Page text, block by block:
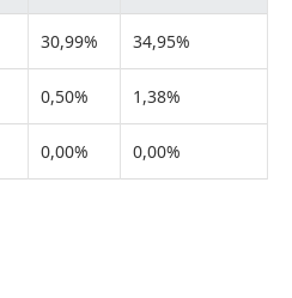
30,99% 34,95%
0,50% 1,38%
0,00% 0,00%